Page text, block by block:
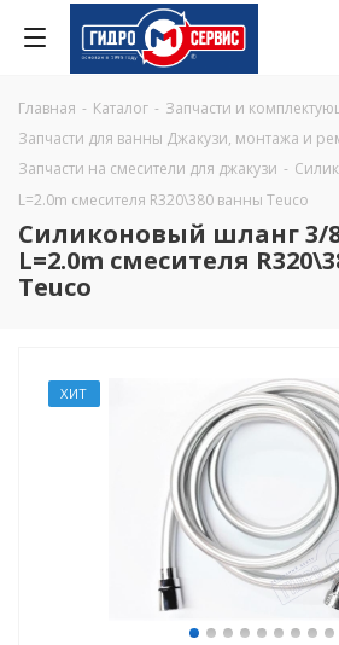
Главная - Каталог - Запчасти и
Запчасти для ванны Джакузи, монтажа и
Запчасти на смесители для джакузи -
L=2.0m смесителя R320\380 ванны Teuco
Силиконовый шланг 3/
L=2.0m смесителя
Teuco
ХИТ